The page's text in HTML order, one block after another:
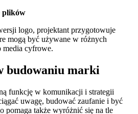
plików
logo, projektant przygotowuje
mogą być używane w różnych
cyfrowe.
budowaniu marki
funkcję w komunikacji i strategii
uwagę, budować zaufanie i być
pomaga także wyróżnić się na tle